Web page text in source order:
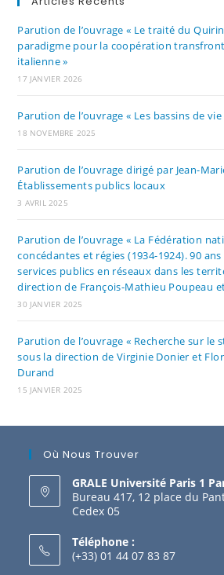
Parution de l’ouvrage « Le traité du
paradigme pour la coopération
italienne »
17 JANVIER 2026
Parution de l’ouvrage « Les bassins de
18 NOVEMBRE 2025
Parution de l’ouvrage dirigé par Jean-
Établissements publics locaux
3 AVRIL 2025
Parution de l’ouvrage « La Fédération
concédantes et régies (1934-1924). 90
services publics en réseaux dans les
direction de François-Mathieu Poupeau
30 JANVIER 2025
Parution de l’ouvrage « Recherche sur le
sous la direction de Virginie Donier et
Durand
15 JANVIER 2025
Où Nous Trouver
GRALE Université Paris 1
Bureau 417, 12 place du
Cedex 05
Téléphone :
(+33) 01 44 07 83 87